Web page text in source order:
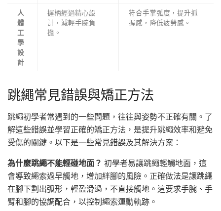
人
體
工
學
設
計
握柄經過精心設
計，減輕手腕負
擔。
符合手掌弧度，提升抓
握感，降低疲勞感。
跳繩常見錯誤與矯正方法
跳繩初學者常遇到的一些問題，往往與姿勢不正確有關。了
解這些錯誤並學習正確的矯正方法，是提升跳繩效率和避免
受傷的關鍵。以下是一些常見錯誤及其解決方案：
為什麼跳繩不能輕碰地面？ 初學者易讓跳繩輕觸地面，這
會導致繩索過早觸地，增加絆腳的風險。正確做法是讓跳繩
在腳下劃出弧形，輕盈滑過，不直接觸地。這要求手腕、手
臂和腳的協調配合，以控制繩索運動軌跡。